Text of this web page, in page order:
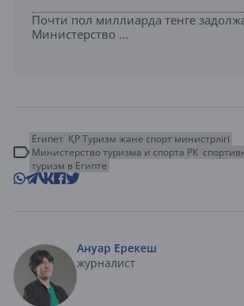
Почти пол миллиарда тенге
Министерство ...
Египет ҚР Туризм және спорт министрлігі
Министерство туризма и спорта РК
туризм в Египте
Ануар Ерекеш
журналист